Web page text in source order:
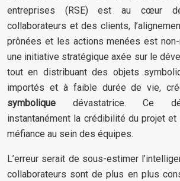
entreprises (RSE) est au cœur
collaborateurs et des clients,
prônées et les actions menées est non-
une initiative stratégique axée sur le
tout en distribuant des objets
importés et à faible durée de vie,
symbolique dévastatrice. Ce
instantanément la crédibilité du projet
méfiance au sein des équipes.
L’erreur serait de sous-estimer
collaborateurs sont de plus en plus